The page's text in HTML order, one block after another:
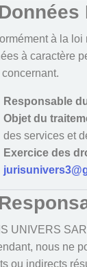
à la loi
à caractère
Responsable
Objet du
des services et
Exercice des
UNIVERS
nous ne
ou indirects